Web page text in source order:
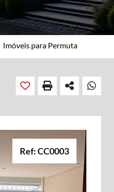
Imóveis para Permuta
Ref: CC0003